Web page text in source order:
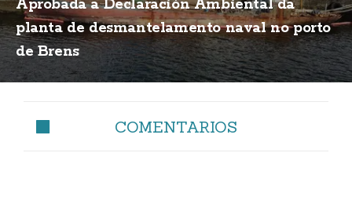
Aprobada a Declaración Ambiental da
planta de desmantelamento naval no porto
de Brens
COMENTARIOS